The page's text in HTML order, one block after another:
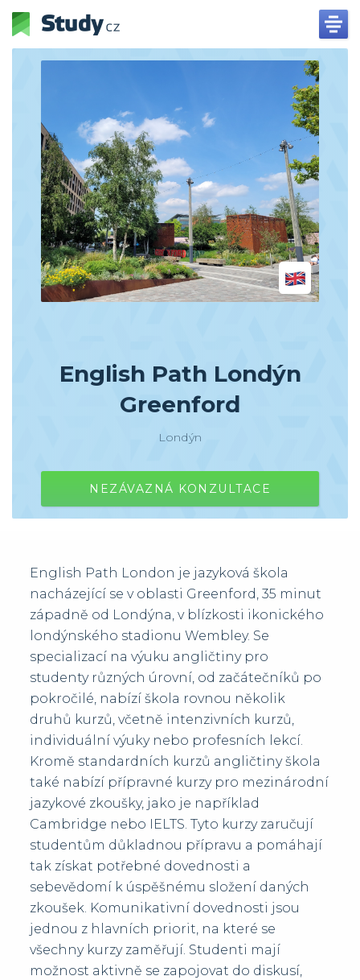
English Path Londýn
Greenford
Londýn
NEZÁVAZNÁ KONZULTACE
English Path London je jazyková škola
nacházející se v oblasti Greenford, 35 minut
západně od Londýna, v blízkosti ikonického
londýnského stadionu Wembley. Se
specializací na výuku angličtiny pro
studenty různých úrovní, od začátečníků po
pokročilé, nabízí škola rovnou několik
druhů kurzů, včetně intenzivních kurzů,
individuální výuky nebo profesních lekcí.
Kromě standardních kurzů angličtiny škola
také nabízí přípravné kurzy pro mezinárodní
jazykové zkoušky, jako je například
Cambridge nebo IELTS. Tyto kurzy zaručují
studentům důkladnou přípravu a pomáhají
tak získat potřebné dovednosti a
sebevědomí k úspěšnému složení daných
zkoušek. Komunikativní dovednosti jsou
jednou z hlavních priorit, na které se
všechny kurzy zaměřují. Studenti mají
možnost aktivně se zapojovat do diskusí,